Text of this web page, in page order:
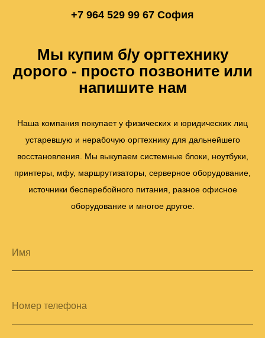
+7 964 529 99 67 София
Мы купим б/у оргтехнику
дорого - просто позвоните или
напишите нам
Наша компания покупает у физических и юридических лиц
устаревшую и нерабочую оргтехнику для дальнейшего
восстановления. Мы выкупаем системные блоки, ноутбуки,
принтеры, мфу, маршрутизаторы, серверное оборудование,
источники бесперебойного питания, разное офисное
оборудование и многое другое.